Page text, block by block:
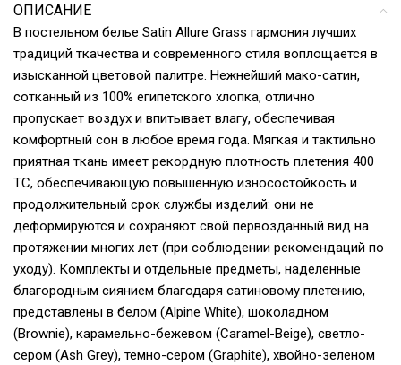
ОПИСАНИЕ
В постельном белье Satin Allure Grass гармония лучших
традиций ткачества и современного стиля воплощается в
изысканной цветовой палитре. Нежнейший мако-сатин,
сотканный из 100% египетского хлопка, отлично
пропускает воздух и впитывает влагу, обеспечивая
комфортный сон в любое время года. Мягкая и тактильно
приятная ткань имеет рекордную плотность плетения 400
ТС, обеспечивающую повышенную износостойкость и
продолжительный срок службы изделий: они не
деформируются и сохраняют свой первозданный вид на
протяжении многих лет (при соблюдении рекомендаций по
уходу). Комплекты и отдельные предметы, наделенные
благородным сиянием благодаря сатиновому плетению,
представлены в белом (Alpine White), шоколадном
(Brownie), карамельно-бежевом (Caramel-Beige), светло-
сером (Ash Grey), темно-сером (Graphite), хвойно-зеленом